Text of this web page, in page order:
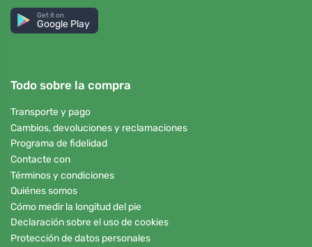
Get it on
Google Play
Todo sobre la compra
Transporte y pago
Cambios, devoluciones y reclamaciones
Programa de fidelidad
Contacte con
Términos y condiciones
Quiénes somos
Cómo medir la longitud del pie
Declaración sobre el uso de cookies
Protección de datos personales